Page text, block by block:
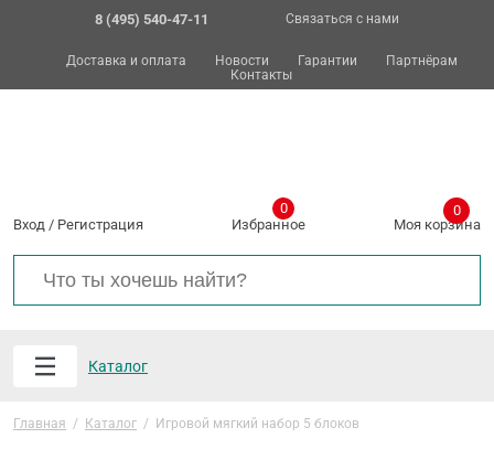
8 (495) 540-47-11 Связаться с нами
Доставка и оплата Новости Гарантии
Партнёрам
Контакты
Вход / Регистрация Избранное
0
Моя корзина
0
Каталог
Главная / Каталог / Игровой мягкий набор 5 блоков